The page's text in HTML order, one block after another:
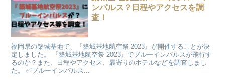
ンパルス？日程やアクセスを調
査！
福岡県の築城基地で、『築城基地航空祭 2023』が開催することが決
定しました。 『築城基地航空祭 2023』でブルーインパルスが飛行す
るのか？また、日程やアクセス、最寄りのホテルなどを調査しまし
た。 ✅ブルーインパルス...